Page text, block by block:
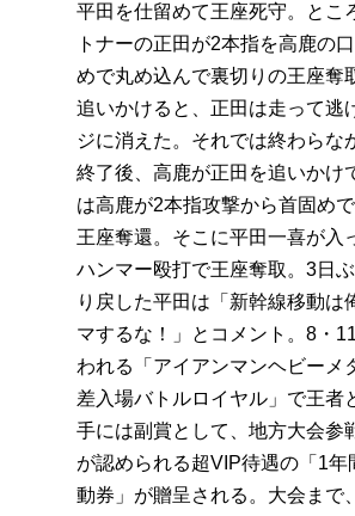
平田を仕留めて王座死守。とこ
トナーの正田が2本指を高鹿の
めで丸め込んで裏切りの王座奪
追いかけると、正田は走って逃
ジに消えた。それでは終わらな
終了後、高鹿が正田を追いかけ
は高鹿が2本指攻撃から首固め
王座奪還。そこに平田一喜が入
ハンマー殴打で王座奪取。3日
り戻した平田は「新幹線移動は
マするな！」とコメント。8・
われる「アイアンマンヘビーメ
差入場バトルロイヤル」で王者
手には副賞として、地方大会参
が認められる超VIP待遇の「1年
動券」が贈呈される。大会まで